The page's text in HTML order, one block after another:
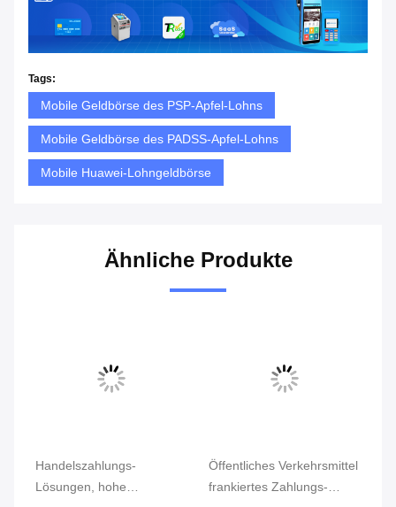
Tags:
Mobile Geldbörse des PSP-Apfel-Lohns
Mobile Geldbörse des PADSS-Apfel-Lohns
Mobile Huawei-Lohngeldbörse
Ähnliche Produkte
Handelszahlungs-
Lösungen, hohe
Öffentliches Verkehrsmittel
frankiertes Zahlungs-